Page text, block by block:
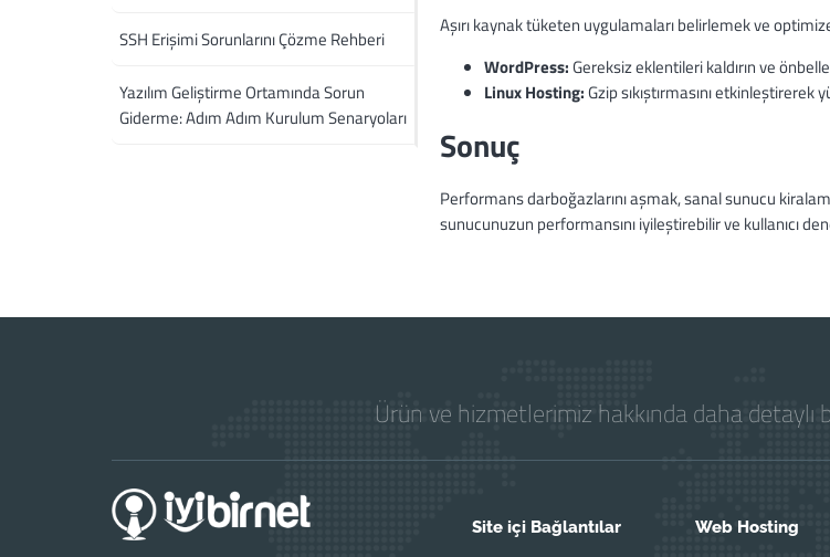
Aşırı kaynak tüketen uygulamaları belirlemek ve
WordPress:Gereksiz eklentileri kaldırın ve
Linux Hosting:Gzip sıkıştırmasını
Sonuç
Performans darboğazlarını aşmak, sanal sunucu
sunucunuzun performansını iyileştirebilir ve kullanıcı
SSH Erişimi Sorunlarını Çözme Rehberi
Yazılım Geliştirme Ortamında Sorun
Giderme: Adım Adım Kurulum Senaryoları
Ürün ve hizmetlerimiz hakkında daha detaylı
Site içi Bağlantılar Web Hosting